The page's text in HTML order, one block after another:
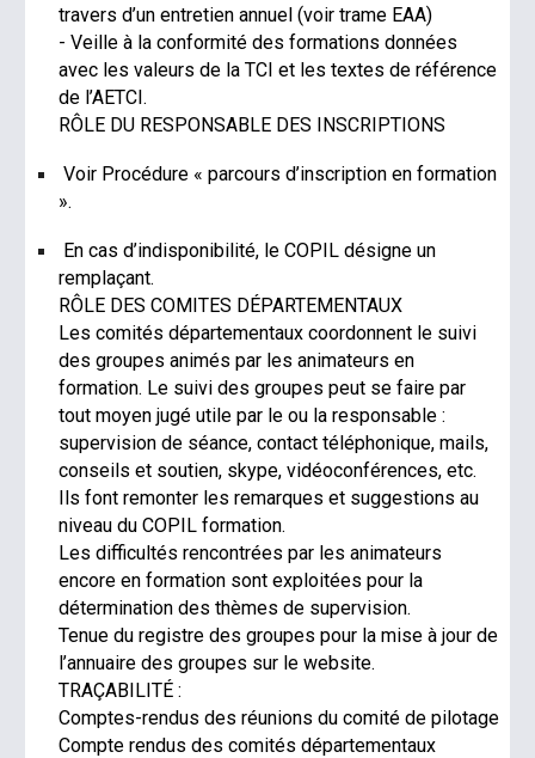
travers d’un entretien annuel (voir trame EAA)
- Veille à la conformité des formations données
avec les valeurs de la TCI et les textes de référence
de l’AETCI.
RÔLE DU RESPONSABLE DES INSCRIPTIONS
Voir Procédure « parcours d’inscription en formation
».
En cas d’indisponibilité, le COPIL désigne un
remplaçant.
RÔLE DES COMITES DÉPARTEMENTAUX
Les comités départementaux coordonnent le suivi
des groupes animés par les animateurs en
formation. Le suivi des groupes peut se faire par
tout moyen jugé utile par le ou la responsable :
supervision de séance, contact téléphonique, mails,
conseils et soutien, skype, vidéoconférences, etc.
Ils font remonter les remarques et suggestions au
niveau du COPIL formation.
Les difficultés rencontrées par les animateurs
encore en formation sont exploitées pour la
détermination des thèmes de supervision.
Tenue du registre des groupes pour la mise à jour de
l’annuaire des groupes sur le website.
TRAÇABILITÉ :
Comptes-rendus des réunions du comité de pilotage
Compte rendus des comités départementaux